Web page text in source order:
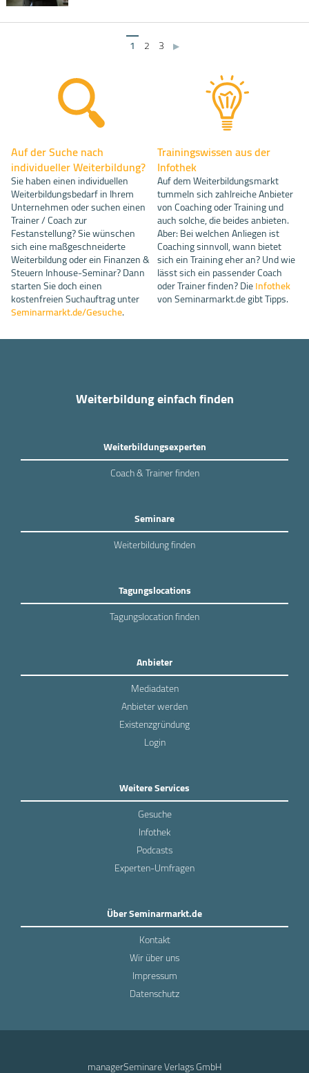
1 2 3 ▶
Auf der Suche nach
individueller Weiterbildung?
Sie haben einen individuellen
Weiterbildungsbedarf in Ihrem
Unternehmen oder suchen einen
Trainer / Coach zur
Festanstellung? Sie wünschen
sich eine maßgeschneiderte
Weiterbildung oder ein Finanzen &
Steuern Inhouse-Seminar? Dann
starten Sie doch einen
kostenfreien Suchauftrag unter
Seminarmarkt.de/Gesuche.
Trainingswissen aus der
Infothek
Auf dem Weiterbildungsmarkt
tummeln sich zahlreiche Anbieter
von Coaching oder Training und
auch solche, die beides anbieten.
Aber: Bei welchen Anliegen ist
Coaching sinnvoll, wann bietet
sich ein Training eher an? Und wie
lässt sich ein passender Coach
oder Trainer finden? DieInfothek
von Seminarmarkt.de gibt Tipps.
Weiterbildung einfach finden
Weiterbildungsexperten
Coach & Trainer finden
Seminare
Weiterbildung finden
Tagungslocations
Tagungslocation finden
Anbieter
Mediadaten
Anbieter werden
Existenzgründung
Login
Weitere Services
Gesuche
Infothek
Podcasts
Experten-Umfragen
Über Seminarmarkt.de
Kontakt
Wir über uns
Impressum
Datenschutz
managerSeminare Verlags GmbH